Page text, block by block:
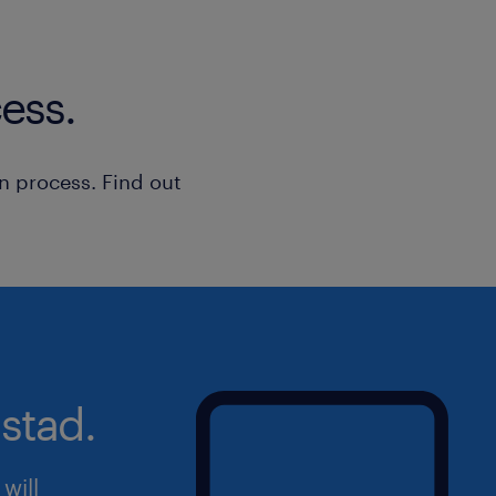
process. Find out
will